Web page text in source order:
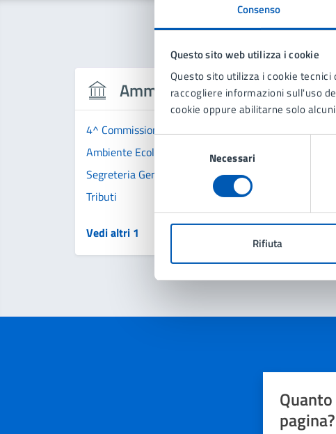
Consenso
Questo sito web utilizza i cookie
Questo sito utilizza i cookie
raccogliere informazioni sull'uso
cookie oppure abilitarne solo
consenso
Necessari
Rifiuta
Amministrazione
4^ Commissione Territorio, Trasporti, Ecologia e
Ambiente Ecologia
Segreteria Generale e Contratti
Tributi
Vedi altri 1
pagina?